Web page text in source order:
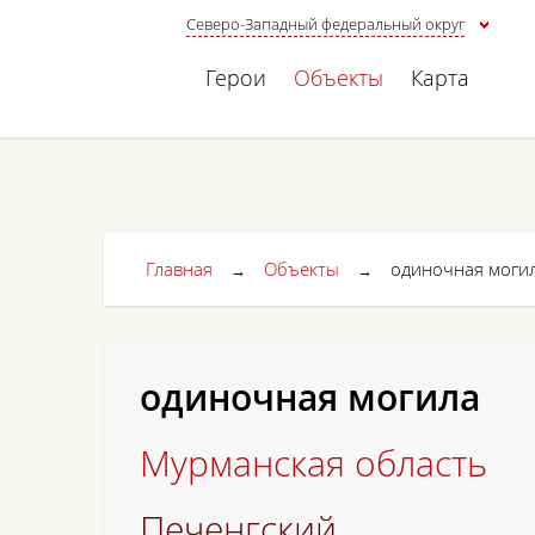
Северо-Западный федеральный округ
Герои Объекты Карта
Главная → Объекты → одиночная
одиночная могила
Мурманская область